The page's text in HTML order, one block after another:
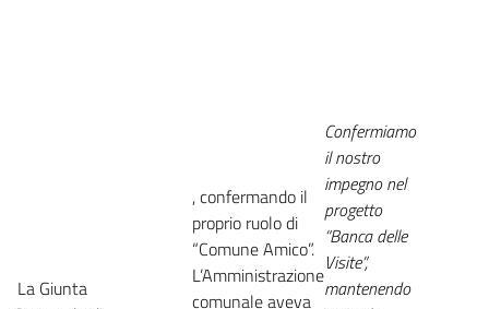
La Giunta
, confermando il
proprio ruolo di
“Comune Amico”.
L’Amministrazione
comunale aveva
Confermiamo
il nostro
impegno nel
progetto
“Banca delle
Visite”,
mantenendo